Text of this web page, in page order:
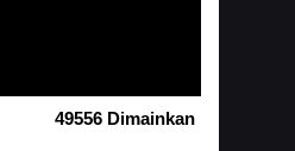
49556 Dimainkan